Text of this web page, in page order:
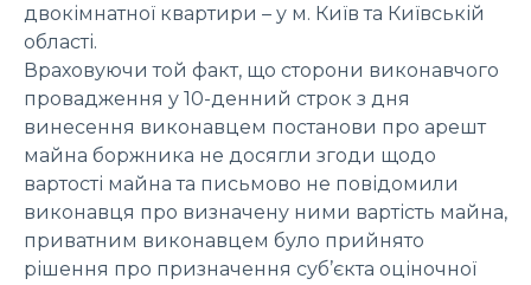
двокімнатної квартири – у м. Київ та Київській
області.
Враховуючи той факт, що сторони виконавчого
провадження у 10-денний строк з дня
винесення виконавцем постанови про арешт
майна боржника не досягли згоди щодо
вартості майна та письмово не повідомили
виконавця про визначену ними вартість майна,
приватним виконавцем було прийнято
рішення про призначення суб’єкта оціночної